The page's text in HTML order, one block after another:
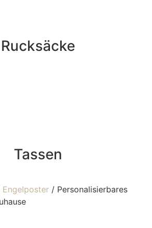
Rucksäcke
Tassen
Engelposter / Personalisierbares